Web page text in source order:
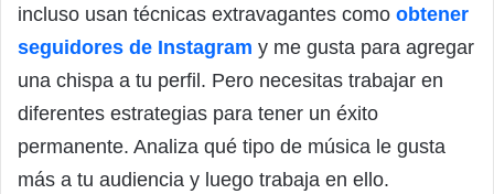
incluso usan técnicas extravagantes como obtener
seguidores de Instagram y me gusta para agregar
una chispa a tu perfil. Pero necesitas trabajar en
diferentes estrategias para tener un éxito
permanente. Analiza qué tipo de música le gusta
más a tu audiencia y luego trabaja en ello.